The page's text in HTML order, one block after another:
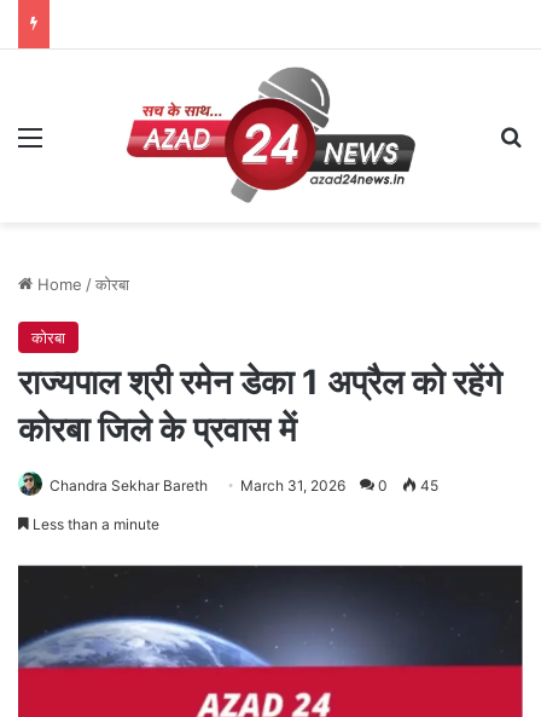
Menu
Home /कोरबा
कोरबा
राज्यपाल श्री रमेन डेका 1 अप्रैल को रहेंगे
कोरबा जिले के प्रवास में
Chandra Sekhar Bareth March 31, 2026 0 45
Less than a minute